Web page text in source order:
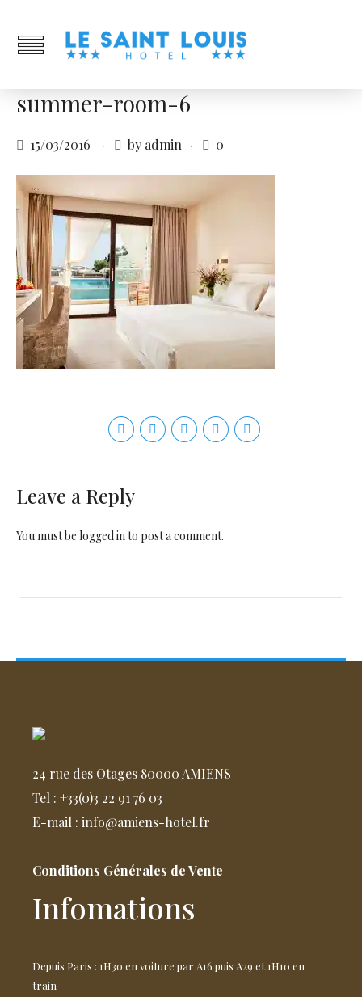
summer-room-6
15/03/2016 by admin 0
Leave a Reply
You must be logged into post a comment.
24 rue des Otages 80000 AMIENS
Tel : +33(0)3 22 91 76 03
E-mail : info@amiens-hotel.fr
Conditions Générales de Vente
Infomations
Depuis Paris : 1H30 en voiture par A16 puis A29 et 1H10 en
train